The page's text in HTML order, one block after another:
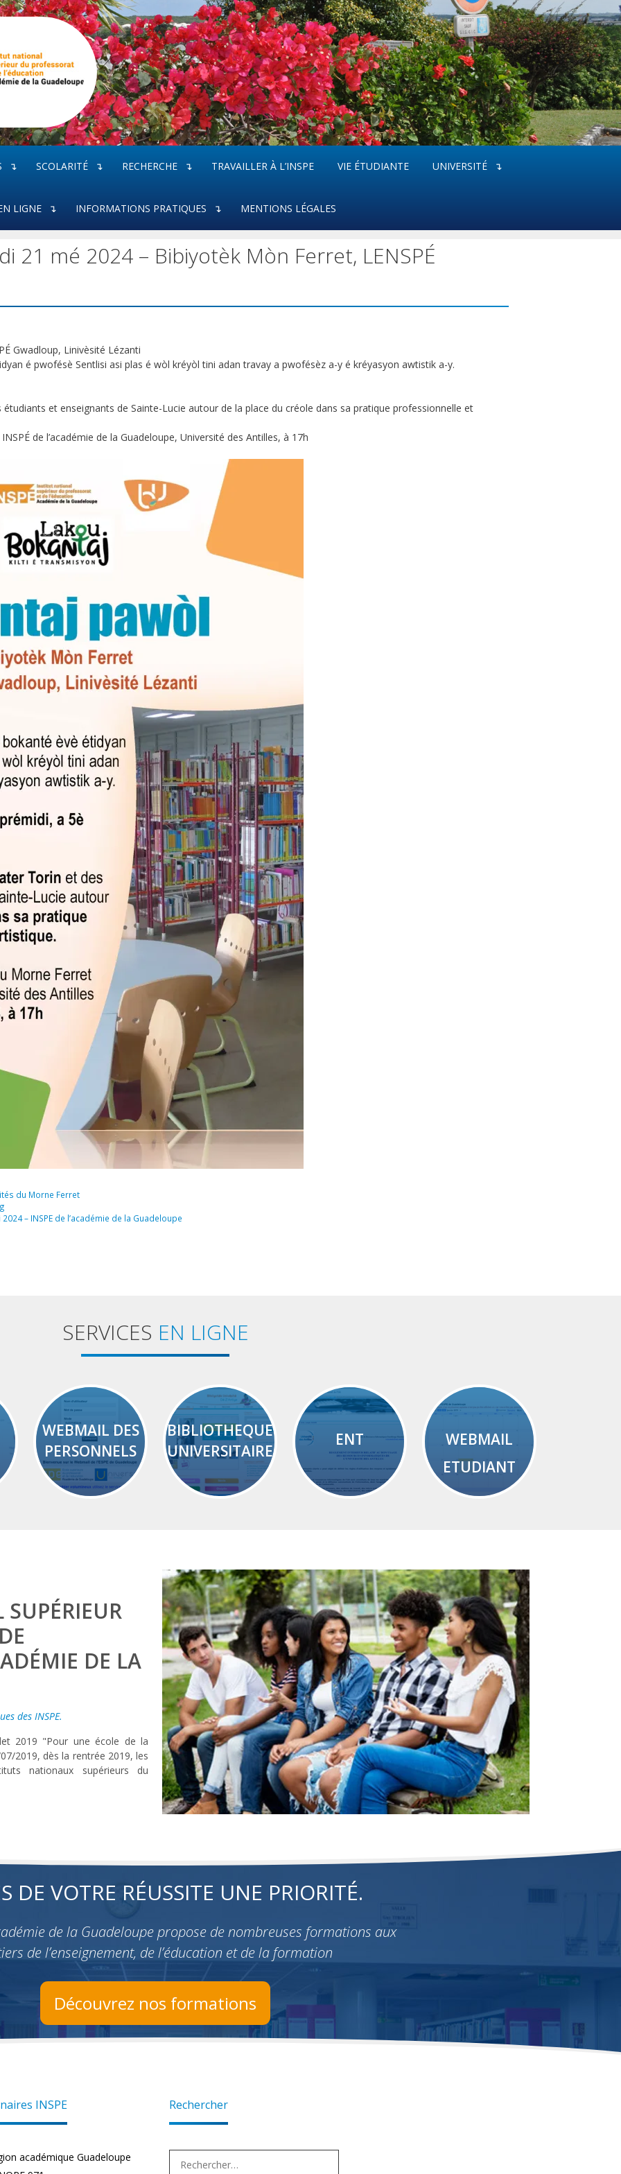
SCOLARITÉ RECHERCHE TRAVAILLER À L’INSPE VIE ÉTUDIANTE UNIVERSITÉ
LIGNE INFORMATIONS PRATIQUES MENTIONS LÉGALES
21 mé 2024 – Bibiyotèk Mòn Ferret, LENSPÉ
Gwadloup, Linivèsité Lézanti
é pwofésè Sentlisi asi plas é wòl kréyòl tini adan travay a pwofésèz a-y é kréyasyon awtistik a-y.
et enseignants de Sainte-Lucie autour de la place du créole dans sa pratique professionnelle et
de l’académie de la Guadeloupe, Université des Antilles, à 17h
du Morne Ferret
– INSPE de l’académie de la Guadeloupe
SERVICES EN LIGNE
WEBMAIL DES
PERSONNELS
BIBLIOTHEQUE
UNIVERSITAIRE
ENT
WEBMAIL
ETUDIANT
DE LA
des INSPE.
2019 "Pour une école de la
2019, dès la rentrée 2019, les
nationaux supérieurs du
DE VOTRE RÉUSSITE UNE PRIORITÉ.
de la Guadeloupe propose de nombreuses formations aux
de l’enseignement, de l’éducation et de la formation
Découvrez nos formations
INSPE
académique Guadeloupe
Rechercher